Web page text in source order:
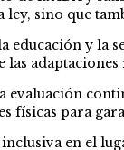
sino que
educación y
adaptaciones
evaluación
físicas para
en el